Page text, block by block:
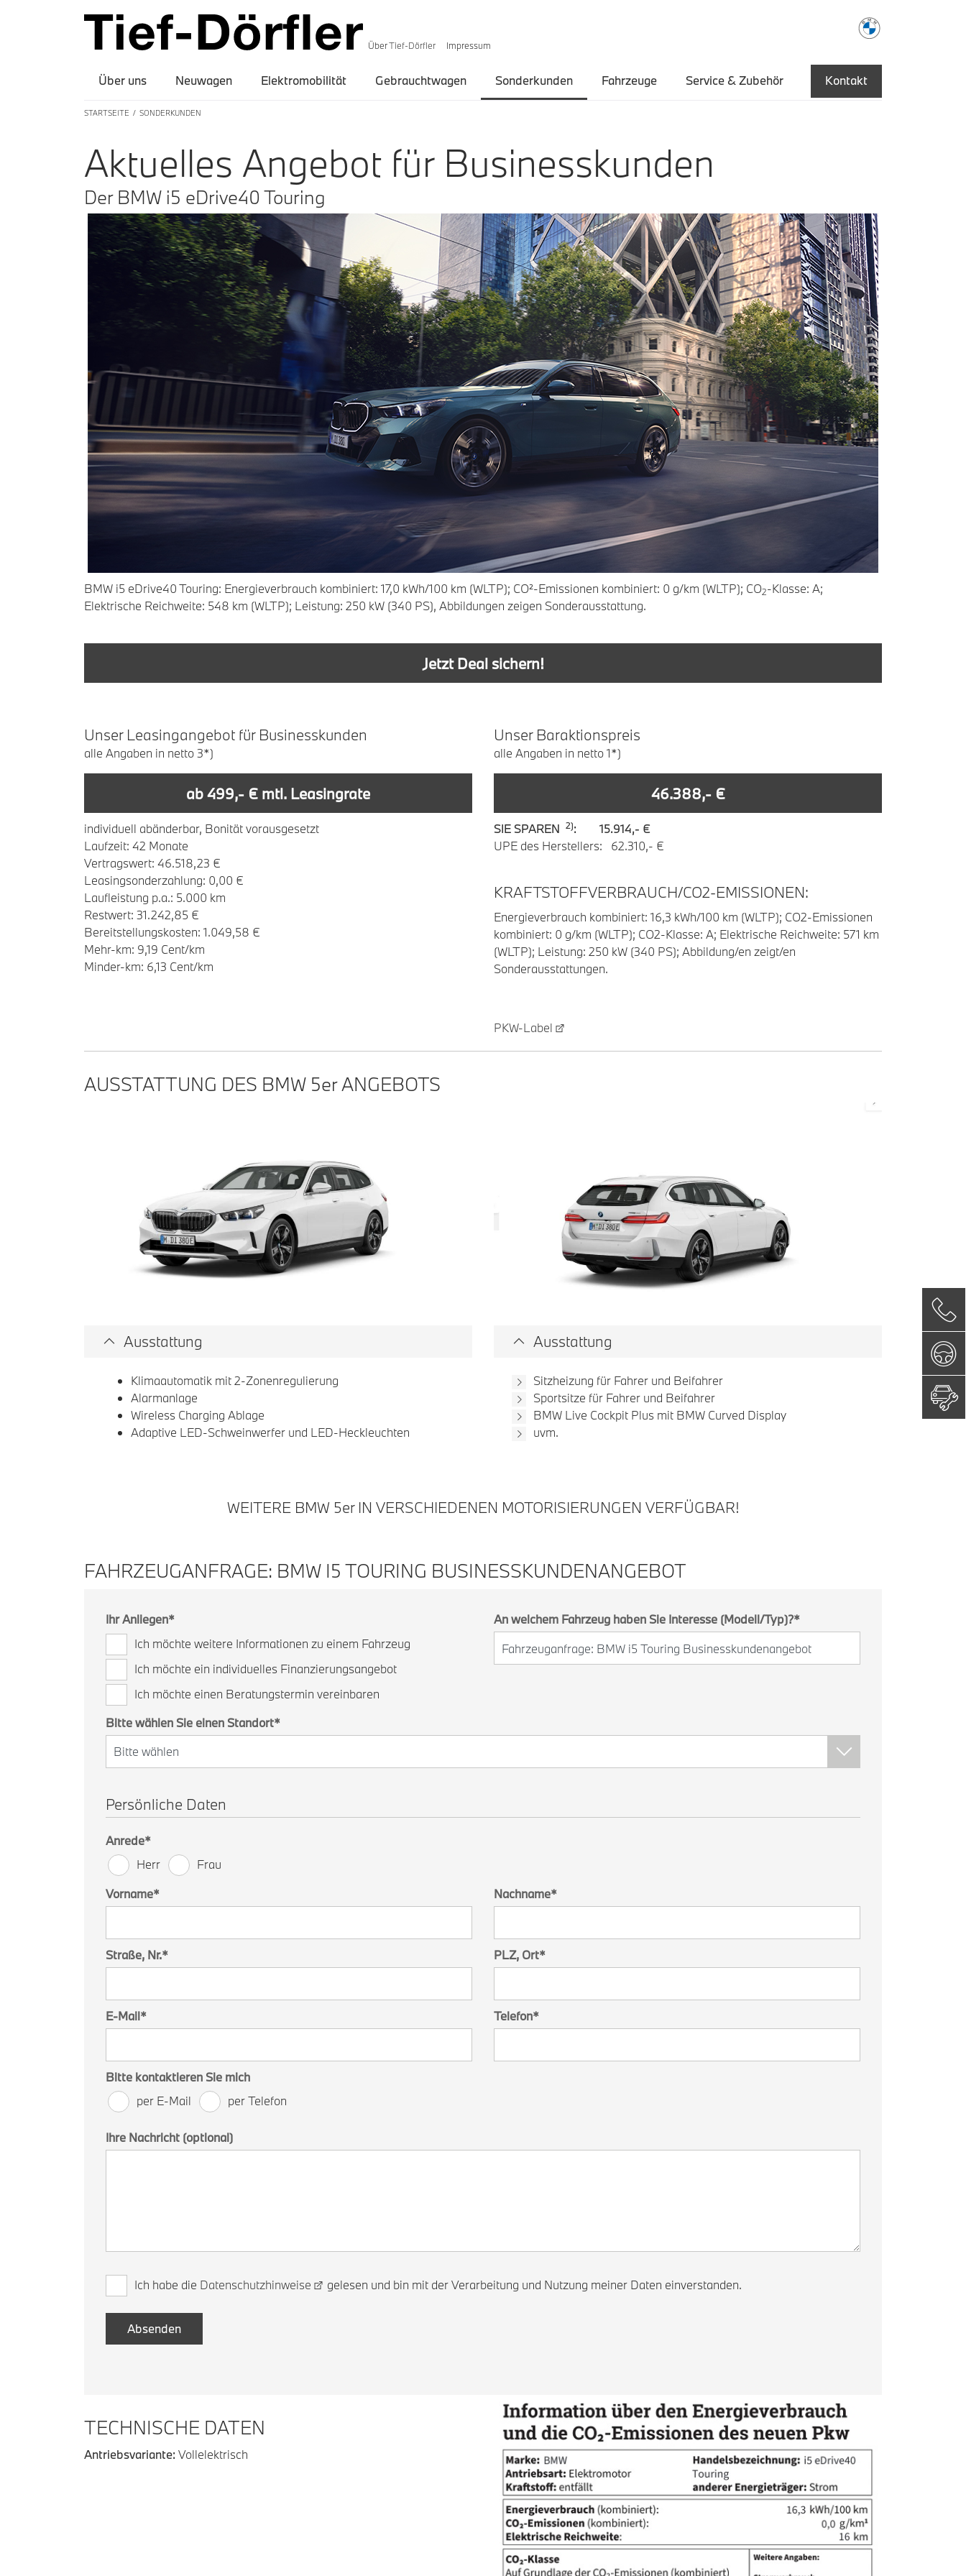
ÜberTief-Dörfler Impressum
Über uns Neuwagen Elektromobilität Gebrauchtwagen Sonderkunden Fahrzeuge Service & Zubehör Kontakt
STARTSEITE SONDERKUNDEN
Aktuelles Angebot fürBusinesskunden
Der BMW i5 eDrive40 Touring
BMW i5 eDrive40 Touring: Energieverbrauch kombiniert: 17,0 kWh/100 km (WLTP); CO²-Emissionen kombiniert: 0 g/km (WLTP); CO2-Klasse: A;
Elektrische Reichweite: 548 km (WLTP); Leistung: 250 kW (340 PS), Abbildungen zeigen Sonderausstattung.
Jetzt Deal sichern!
UnserLeasingangebot fürBusinesskunden
alle Angaben in netto 3*)
ab 499,- € mtl. Leasingrate
individuell abänderbar, Bonität vorausgesetzt
Laufzeit: 42 Monate
Vertragswert: 46.518,23 €
Leasingsonderzahlung: 0,00 €
Laufleistung p.a.: 5.000 km
Restwert: 31.242,85 €
Bereitstellungskosten: 1.049,58 €
Mehr-km: 9,19 Cent/km
Minder-km: 6,13 Cent/km
UnserBaraktionspreis
alle Angaben in netto 1*)
46.388,- €
SIE SPAREN 2): 15.914,- €
UPE des Herstellers: 62.310,- €
KRAFTSTOFFVERBRAUCH/CO2-EMISSIONEN:
Energieverbrauch kombiniert: 16,3 kWh/100 km (WLTP); CO2-Emissionen
kombiniert: 0 g/km (WLTP); CO2-Klasse: A; Elektrische Reichweite: 571 km
(WLTP); Leistung: 250 kW (340 PS); Abbildung/en zeigt/en
Sonderausstattungen.
PKW-Label
AUSSTATTUNG DES BMW 5erANGEBOTS
Ausstattung
Klimaautomatik mit 2-Zonenregulierung
Alarmanlage
Wireless Charging Ablage
Adaptive LED-Schweinwerfer und LED-Heckleuchten
Ausstattung
Sitzheizung für Fahrer und Beifahrer
Sportsitze für Fahrer und Beifahrer
BMW Live Cockpit Plus mit BMW Curved Display
uvm.
WEITERE BMW 5erIN VERSCHIEDENEN MOTORISIERUNGEN VERFÜGBAR!
FAHRZEUGANFRAGE: BMW I5 TOURING BUSINESSKUNDENANGEBOT
Ihr Anliegen*
Ich möchte weitere Informationen zu einem Fahrzeug
Ich möchte ein individuelles Finanzierungsangebot
Ich möchte einen Beratungstermin vereinbaren
An welchem Fahrzeug haben Sie Interesse (Modell/Typ)?*
Bitte wählen Sie einen Standort*
Persönliche Daten
Anrede*
Herr
Frau
Vorname* Nachname*
Straße, Nr.* PLZ, Ort*
E-Mail* Telefon*
Bitte kontaktieren Sie mich
per E-Mail
per Telefon
Ihre Nachricht (optional)
Ich habe die Datenschutzhinweise gelesen und bin mit der Verarbeitung und Nutzung meiner Daten einverstanden.
TECHNISCHE DATEN
Antriebsvariante: Vollelektrisch